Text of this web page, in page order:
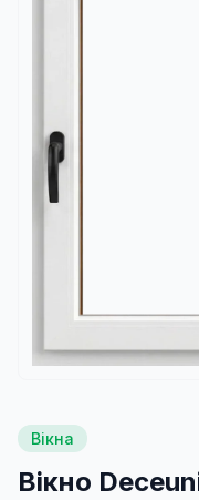
Вікна
Вікно